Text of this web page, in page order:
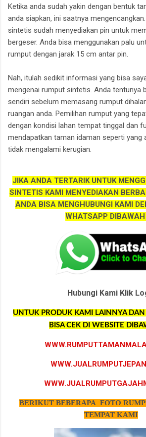
Ketika anda sudah yakin dengan bentuk
anda siapkan, ini saatnya
sintetis sudah menyediakan pin untuk
bergeser. Anda bisa menggunakan palu
rumput dengan jarak 15 cm antar pin.
Nah, itulah sedikit informasi yang bisa
mengenai rumput sintetis. Anda tentunya
sendiri sebelum memasang rumput
ruangan anda. Pemilihan rumput yang
dengan kondisi lahan tempat tinggal dan
mendapatkan taman idaman seperti yang
tidak mengalami kerugian.
JIKA ANDA TERTARIK UNTUK
SINTETIS KAMI MENYEDIAKAN
ANDA BISA MENGHUBUNGI KAMI
WHATSAPP DIBAWAH
Hubungi Kami Klik
UNTUK PRODUK KAMI LAINNYA DAN
BISA CEK DI WEBSITE
BERIKUT BEBERAPA FOTO
TEMPAT KAMI